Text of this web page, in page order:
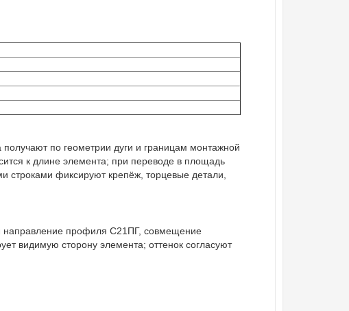
по геометрии дуги и границам монтажной
к длине элемента; при переводе в площадь
фиксируют крепёж, торцевые детали,
направление профиля С21ПГ, совмещение
видимую сторону элемента; оттенок согласуют